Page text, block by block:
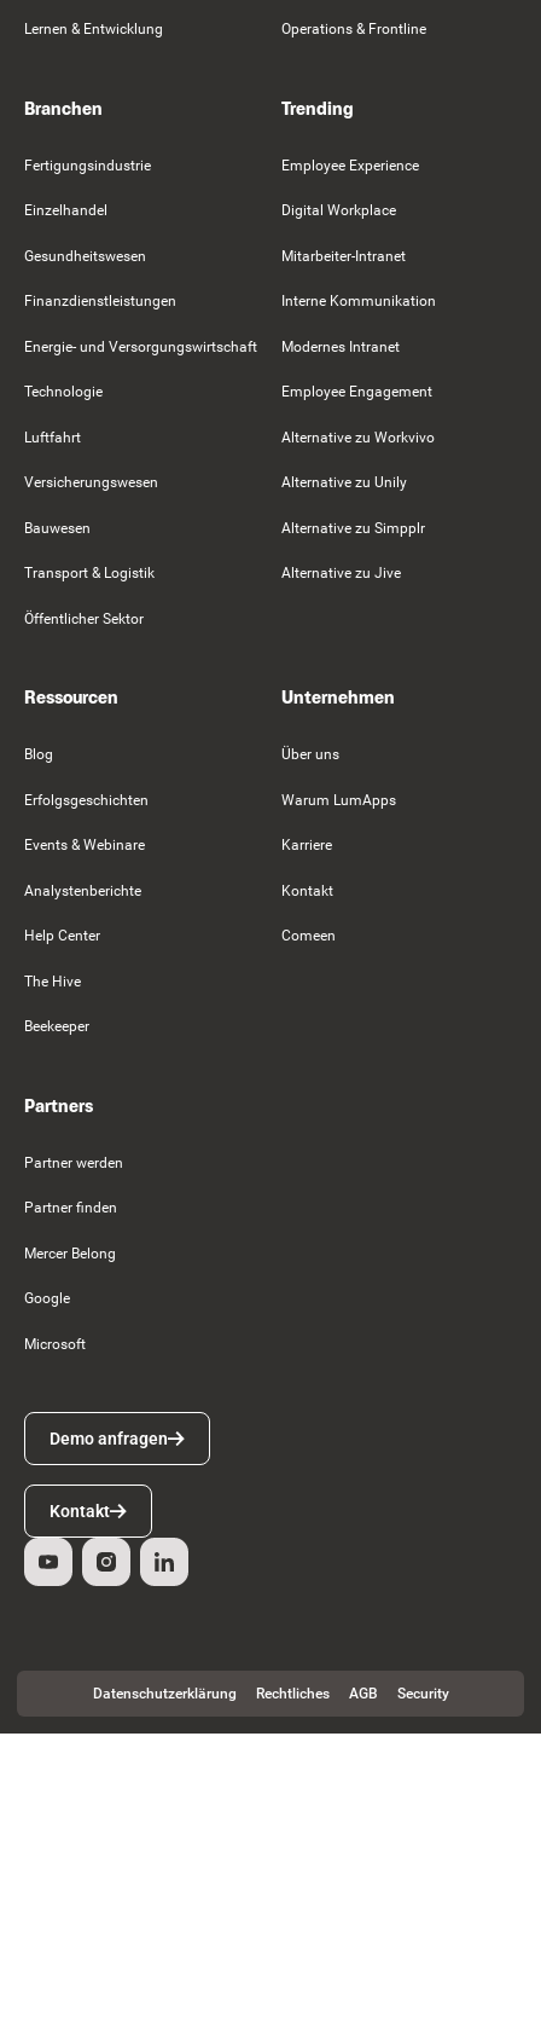
Lernen & Entwicklung Operations & Frontline
Branchen
Fertigungsindustrie
Einzelhandel
Gesundheitswesen
Finanzdienstleistungen
Energie- und Versorgungswirtschaft
Technologie
Luftfahrt
Versicherungswesen
Bauwesen
Transport & Logistik
Öffentlicher Sektor
Trending
Employee Experience
Digital Workplace
Mitarbeiter-Intranet
Interne Kommunikation
Modernes Intranet
Employee Engagement
Alternative zu Workvivo
Alternative zu Unily
Alternative zu Simpplr
Alternative zu Jive
Ressourcen
Blog
Erfolgsgeschichten
Events & Webinare
Analystenberichte
Help Center
The Hive
Beekeeper
Unternehmen
Über uns
Warum LumApps
Karriere
Kontakt
Comeen
Partners
Partner werden
Partner finden
Mercer Belong
Google
Microsoft
Demo anfragen
Demo anfragen
Kontakt
Kontakt
Datenschutzerklärung Rechtliches AGB Security